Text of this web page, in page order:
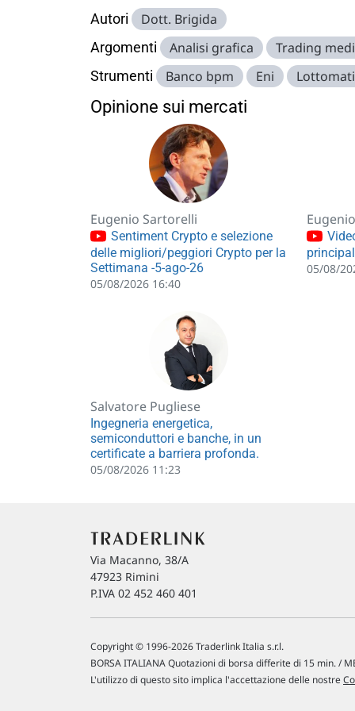
Autori Dott. Brigida
Argomenti Analisi grafica Trading
Strumenti Banco bpm Eni
Opinione sui mercati
Eugenio Sartorelli
Sentiment Crypto e selezione
delle migliori/peggiori Crypto per la
Settimana -5-ago-26
05/08/2026 16:40
05/08/
Salvatore Pugliese
Ingegneria energetica,
semiconduttori e banche, in un
certificate a barriera profonda.
05/08/2026 11:23
Via Macanno, 38/A
47923 Rimini
P.IVA 02 452 460 401
Copyright © 1996-2026 Traderlink Italia s.r.l.
BORSA ITALIANA Quotazioni di borsa differite di 15 min. /
L'utilizzo di questo sito implica l'accettazione delle nostre